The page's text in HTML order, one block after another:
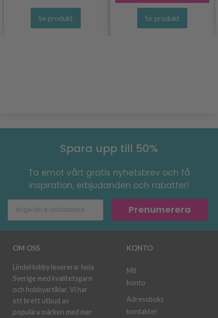
Se produkt Se produkt
Spara upp till 50%
Ta emot vårt gratis nyhetsbrev och få
inspiration, erbjudanden och rabatter!
Prenumerera
OM OSS
LindeHobby levererar hela
Sverige med kvalitetsgarn
och hobbyartiklar. Vi har
ett brett utbud av
populära märken med mer
KONTO
Mit
konto
Adressboks
kontakter